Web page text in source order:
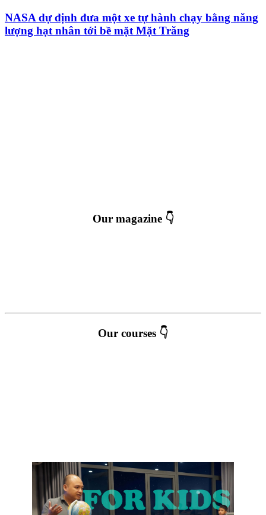
NASA dự định đưa một xe tự hành chạy bằng năng
lượng hạt nhân tới bề mặt Mặt Trăng
Our magazine 👇
Our courses 👇